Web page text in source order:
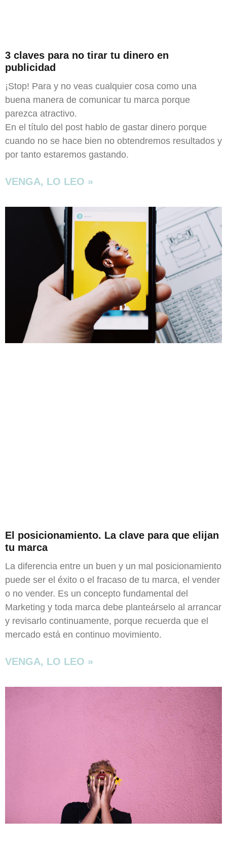
3 claves para no tirar tu dinero en
publicidad
¡Stop! Para y no veas cualquier cosa como una
buena manera de comunicar tu marca porque
parezca atractivo.
En el título del post hablo de gastar dinero porque
cuando no se hace bien no obtendremos resultados y
por tanto estaremos gastando.
VENGA, LO LEO »
El posicionamiento. La clave para que elijan
tu marca
La diferencia entre un buen y un mal posicionamiento
puede ser el éxito o el fracaso de tu marca, el vender
o no vender. Es un concepto fundamental del
Marketing y toda marca debe planteárselo al arrancar
y revisarlo continuamente, porque recuerda que el
mercado está en continuo movimiento.
VENGA, LO LEO »